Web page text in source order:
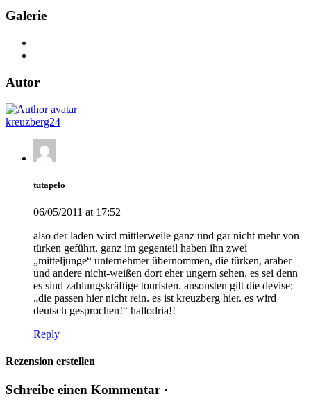
Galerie
Autor
kreuzberg24
tutapelo
06/05/2011 at 17:52
also der laden wird mittlerweile ganz und gar nicht mehr von
türken geführt. ganz im gegenteil haben ihn zwei
„mitteljunge“ unternehmer übernommen, die türken, araber
und andere nicht-weißen dort eher ungern sehen. es sei denn
es sind zahlungskräftige touristen. ansonsten gilt die devise:
„die passen hier nicht rein. es ist kreuzberg hier. es wird
deutsch gesprochen!“ hallodria!!
Reply
Rezension erstellen
Schreibe einen Kommentar ·